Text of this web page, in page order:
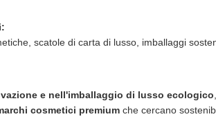
scatole di carta di lusso, imballaggi
e nell'imballaggio di lusso ecologico
cosmetici premium che cercano